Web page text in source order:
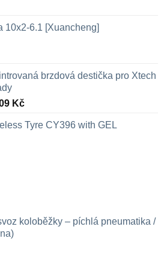
10x2-6.1 [Xuancheng]
brzdová destička pro Xtech
KčRozpětí
326 Kč
Tyre CY396 with GEL
koloběžky – píchlá pneumatika /